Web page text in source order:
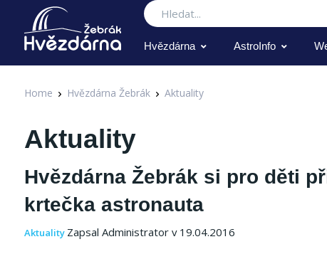
Hledat
Hvězdárna AstroInfo
Home Hvězdárna Žebrák Aktuality
Aktuality
Hvězdárna Žebrák si pro děti
krtečka astronauta
Aktuality Zapsal Administrator v 19.04.2016